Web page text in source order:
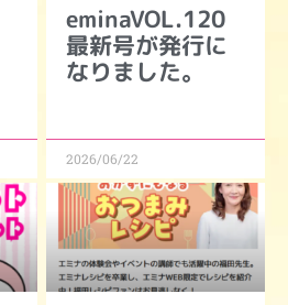
eminaVOL.120
最新号が発行に
なりました。
2026/06/22